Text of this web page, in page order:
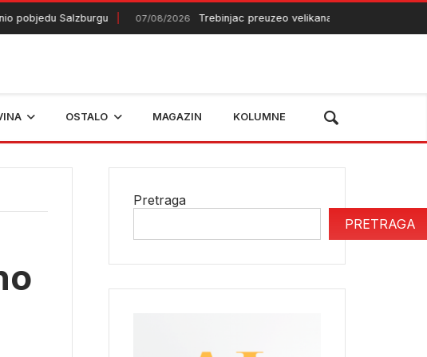
Salzburgu 07/08/2026 Trebinjac preuzeo velikana iz Gane
OSTALO MAGAZIN KOLUMNE
Pretraga
PRETRAGA